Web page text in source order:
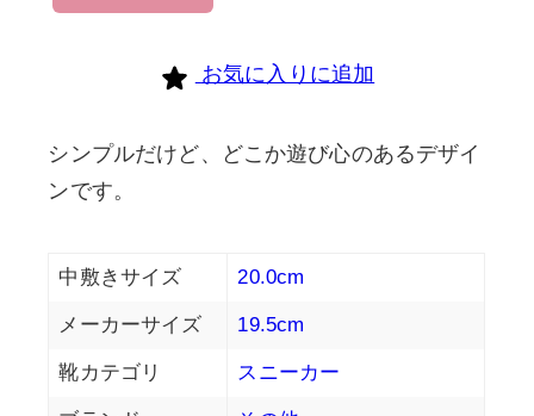
個
お気に入りに追加
シンプルだけど、どこか遊び心のあるデザイ
ンです。
中敷きサイズ 20.0cm
メーカーサイズ 19.5cm
靴カテゴリ スニーカー